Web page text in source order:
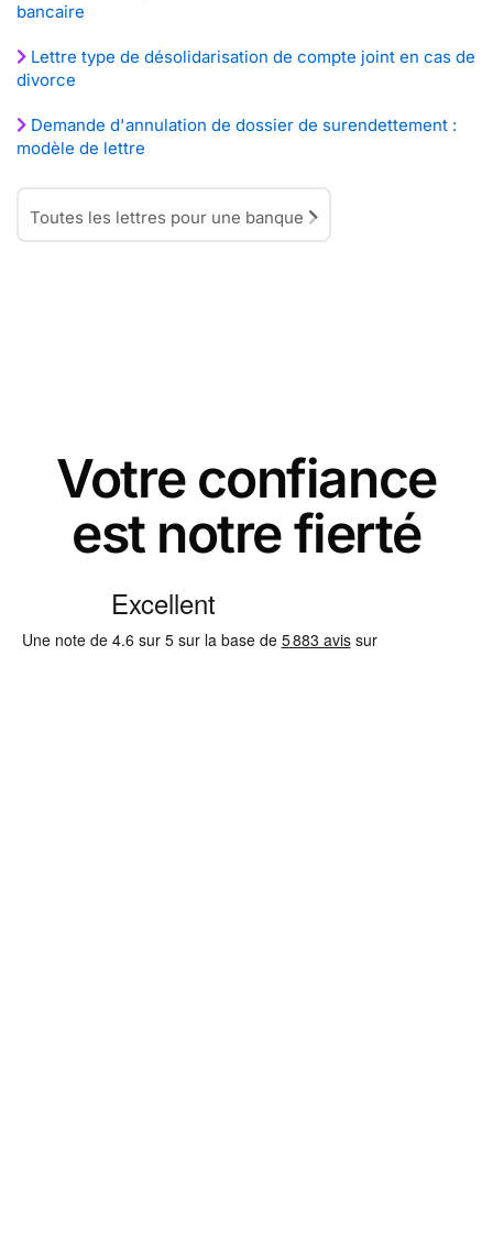
bancaire
Lettre type de désolidarisation de compte joint en cas de
divorce
Demande d'annulation de dossier de surendettement :
modèle de lettre
Toutes les lettres pour une banque
Votre confiance
est notre fierté